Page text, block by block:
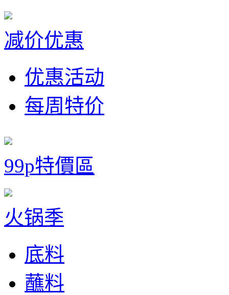
减价优惠
优惠活动
每周特价
99p特價區
火锅季
底料
蘸料